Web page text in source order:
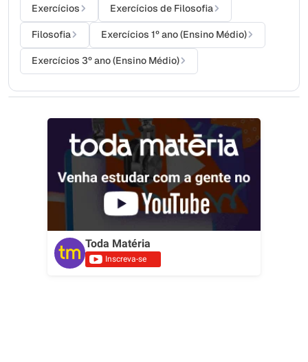
Exercícios Exercícios de Filosofia
Filosofia Exercícios 1º ano (Ensino Médio)
Exercícios 3º ano (Ensino Médio)
Toda Matéria
Inscreva-se